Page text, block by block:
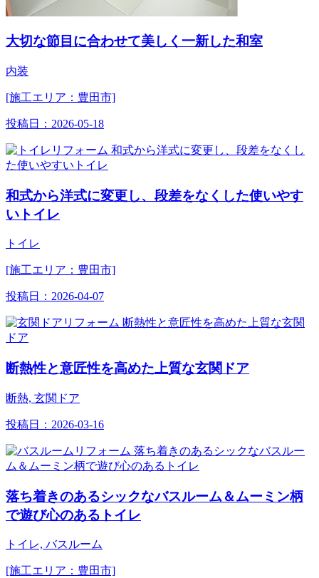
大切な節目に合わせて美しく一新した和室
内装
[施工エリア：豊田市]
投稿日： 2026-05-18
和式から洋式に変更し、段差をなくした使いやす
いトイレ
トイレ
[施工エリア：豊田市]
投稿日： 2026-04-07
断熱性と意匠性を高めた上質な玄関ドア
断熱, 玄関ドア
投稿日： 2026-03-16
落ち着きのあるシックなバスルーム＆ムーミン柄
で遊び心のあるトイレ
トイレ, バスルーム
[施工エリア：豊田市]